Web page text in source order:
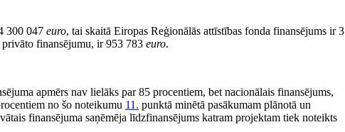
300 047 euro, tai skaitā Eiropas Reģionālās attīstības fonda finansējums ir 3
finansējumu, ir 953 783 euro.
apmērs nav lielāks par 85 procentiem, bet nacionālais finansējums,
no šo noteikumu 11. punktā minētā pasākumam plānotā un
finansējuma saņēmēja līdzfinansējums katram projektam tiek noteikts